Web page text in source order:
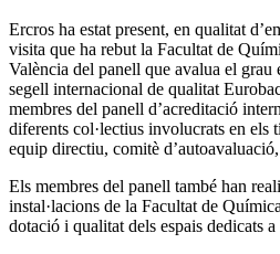
Ercros ha estat present, en qualitat
visita que ha rebut la Facultat de
València del panell que avalua el
segell internacional de qualitat
membres del panell d’acreditació
diferents col·lectius involucrats en els
equip directiu, comitè
Els membres del panell també han
instal·lacions de la Facultat de
dotació i qualitat dels espais dedicats